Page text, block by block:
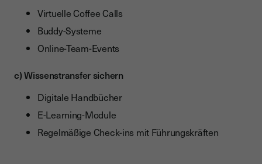
Virtuelle Coffee Calls
Buddy-Systeme
Online-Team-Events
c) Wissenstransfer sichern
Digitale Handbücher
E-Learning-Module
Regelmäßige Check-ins mit Führungskräften